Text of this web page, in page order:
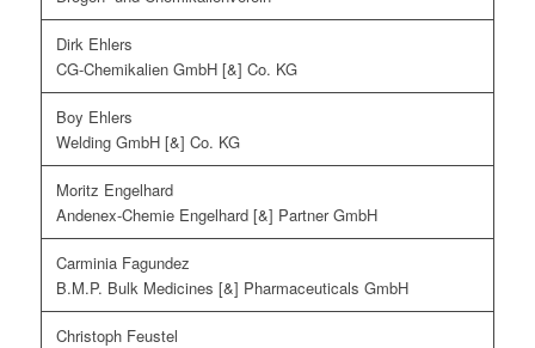
Dirk Ehlers
CG-Chemikalien GmbH [&] Co. KG
Boy Ehlers
Welding GmbH [&] Co. KG
Moritz Engelhard
Andenex-Chemie Engelhard [&] Partner GmbH
Carminia Fagundez
B.M.P. Bulk Medicines [&] Pharmaceuticals GmbH
Christoph Feustel